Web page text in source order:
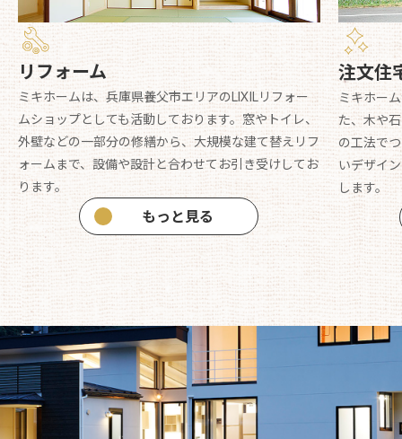
リフォーム
ミキホームは、兵庫県養父市エリアのLIXILリフォー
ムショップとしても活動しております。窓やトイレ、
外壁などの一部分の修繕から、大規模な建て替えリフ
ォームまで、設備や設計と合わせてお引き受けしてお
ります。
もっと見る
注文住
ミキホー
た、木や
の工法で
いデザイ
します。